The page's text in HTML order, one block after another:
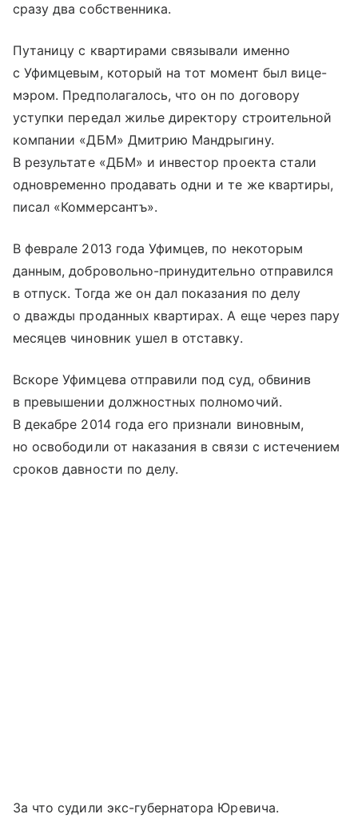
сразу два собственника.
Путаницу с квартирами связывали именно
с Уфимцевым, который на тот момент был вице-
мэром. Предполагалось, что он по договору
уступки передал жилье директору строительной
компании «ДБМ» Дмитрию Мандрыгину.
В результате «ДБМ» и инвестор проекта стали
одновременно продавать одни и те же квартиры,
писал «Коммерсантъ».
В феврале 2013 года Уфимцев, по некоторым
данным, добровольно-принудительно отправился
в отпуск. Тогда же он дал показания по делу
о дважды проданных квартирах. А еще через пару
месяцев чиновник ушел в отставку.
Вскоре Уфимцева отправили под суд, обвинив
в превышении должностных полномочий.
В декабре 2014 года его признали виновным,
но освободили от наказания в связи с истечением
сроков давности по делу.
За что судили экс-губернатора Юревича.